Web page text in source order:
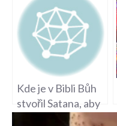
biblického textu
Kde je v Bibli Bůh
stvořil Satana, aby
škodil: Pohled na